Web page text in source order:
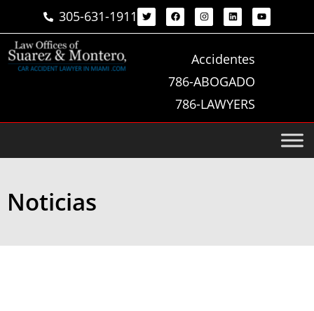
305-631-1911
Accidentes
786-ABOGADO
786-LAWYERS
Noticias